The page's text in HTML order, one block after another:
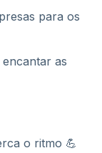
para os
encantar as
o ritmo 💪